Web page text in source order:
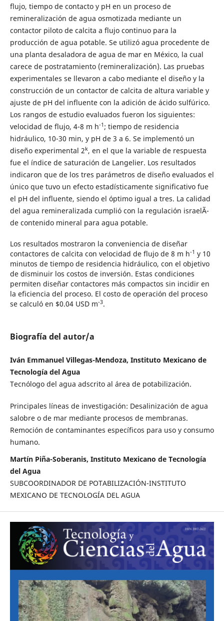
flujo, tiempo de contacto y pH en un proceso de
remineralización de agua osmotizada mediante un
contactor piloto de calcita a flujo continuo para la
producción de agua potable. Se utilizó agua procedente de
una planta desaladora de agua de mar en México, la cual
carece de postratamiento (remineralización). Las pruebas
experimentales se llevaron a cabo mediante el diseño y la
construcción de un contactor de calcita de altura variable y
ajuste de pH del influente con la adición de ácido sulfúrico.
Los rangos de estudio evaluados fueron los siguientes:
velocidad de flujo, 4-8 m h-1 ; tiempo de residencia
hidráulico, 10-30 min, y pH de 3 a 6. Se implementó un
diseño experimental 2k, en el que la variable de respuesta
fue el índice de saturación de Langelier. Los resultados
indicaron que de los tres parámetros de diseño evaluados el
único que tuvo un efecto estadísticamente significativo fue
el pH del influente, siendo el óptimo igual a tres. La calidad
del agua remineralizada cumplió con la regulación israelÃ­
de contenido mineral para agua potable.
Los resultados mostraron la conveniencia de diseñar
contactores de calcita con velocidad de flujo de 8 m h-1 y 10
minutos de tiempo de residencia hidráulico, con el objetivo
de disminuir los costos de inversión. Estas condiciones
permiten diseñar contactores más compactos sin incidir en
la eficiencia del proceso. El costo de operación del proceso
se calculó en $0.04 USD m-3.
Biografía del autor/a
Iván Emmanuel Villegas-Mendoza, Instituto Mexicano de
Tecnología del Agua
Tecnólogo del agua adscrito al área de potabilización.
Principales líneas de investigación: Desalinización de agua
salobre o de mar mediante procesos de membranas.
Remoción de contaminantes específicos para uso y consumo
humano.
Martín Piña-Soberanis, Instituto Mexicano de Tecnología
del Agua
SUBCOORDINADOR DE POTABILIZACIÓN-INSTITUTO
MEXICANO DE TECNOLOGÍA DEL AGUA